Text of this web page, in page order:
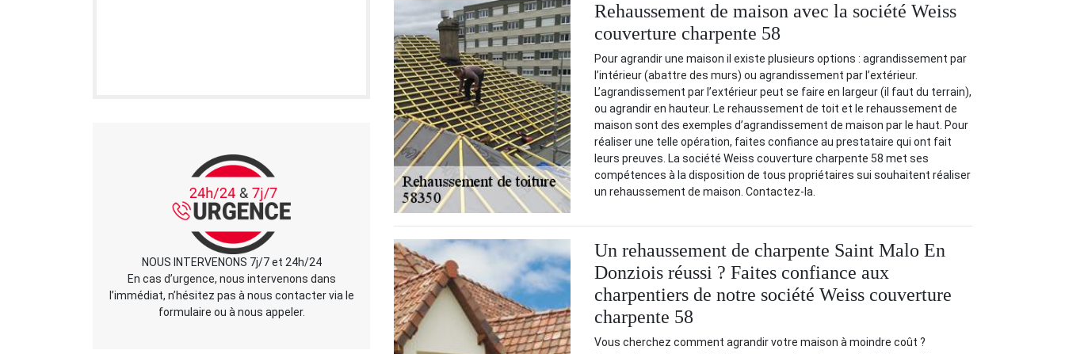
NOUS INTERVENONS 7j/7 et 24h/24
En cas d’urgence, nous intervenons dans
l’immédiat, n’hésitez pas à nous contacter via le
formulaire ou à nous appeler.
Rehaussement de maison avec la société Weiss
couverture charpente 58
Pour agrandir une maison il existe plusieurs options : agrandissement par
l’intérieur (abattre des murs) ou agrandissement par l’extérieur.
L’agrandissement par l’extérieur peut se faire en largeur (il faut du terrain),
ou agrandir en hauteur. Le rehaussement de toit et le rehaussement de
maison sont des exemples d’agrandissement de maison par le haut. Pour
réaliser une telle opération, faites confiance au prestataire qui ont fait
leurs preuves. La société Weiss couverture charpente 58 met ses
compétences à la disposition de tous propriétaires sui souhaitent réaliser
un rehaussement de maison. Contactez-la.
Un rehaussement de charpente Saint Malo En
Donziois réussi ? Faites confiance aux
charpentiers de notre société Weiss couverture
charpente 58
Vous cherchez comment agrandir votre maison à moindre coût ?